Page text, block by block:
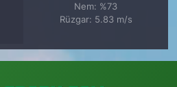
Nem: %73
Rüzgar: 5.83 m/s